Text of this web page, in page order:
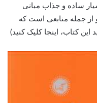
ساده و جذاب مبانی
جمله منابعی است که
کتاب، اینجا کلیک کنید)